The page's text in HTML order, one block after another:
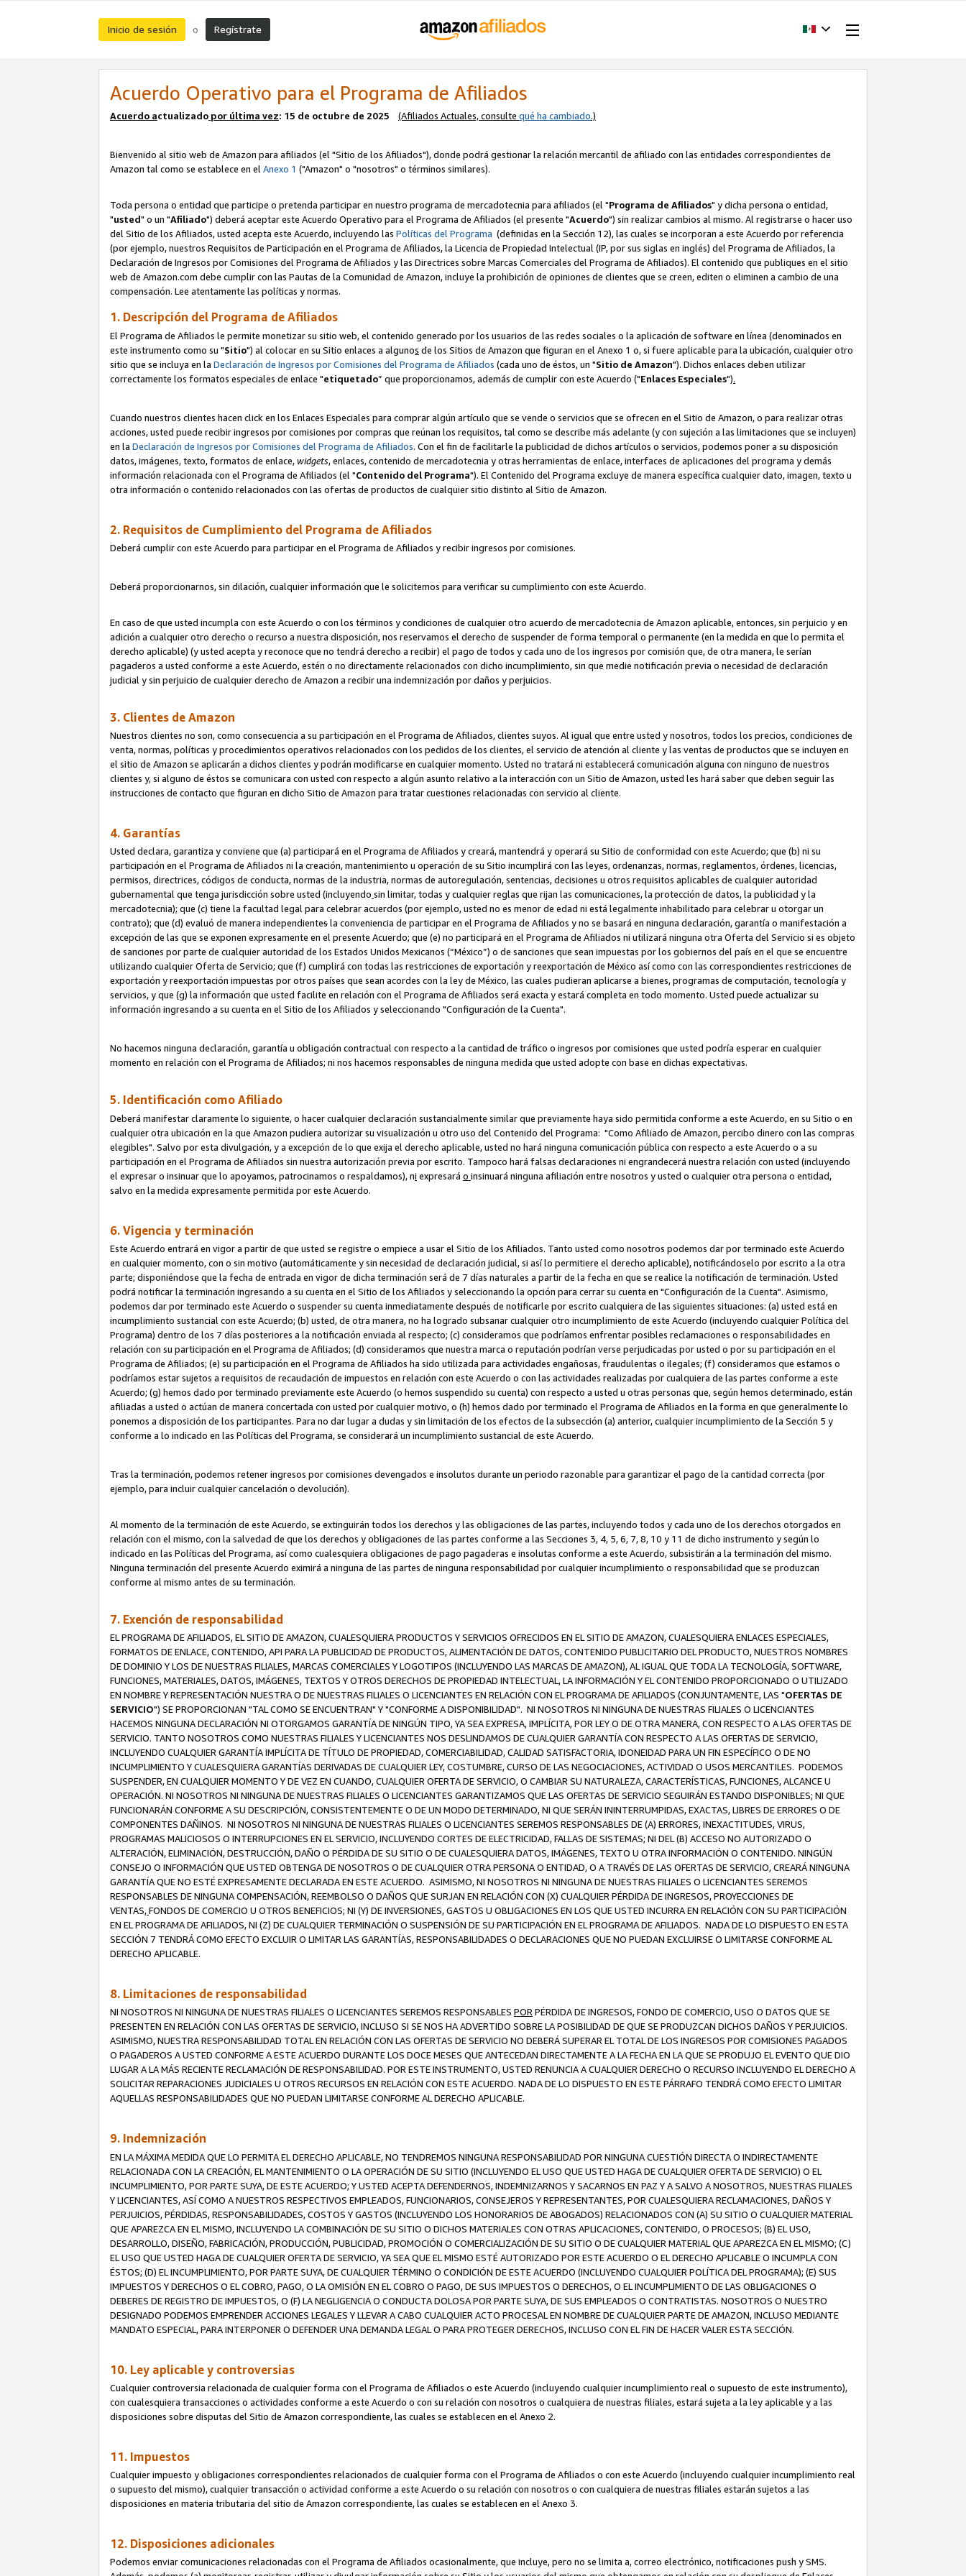
Inicio de sesión o Regístrate
Acuerdo Operativo para el Programa de Afiliados
Acuerdo actualizado por última vez: 15 de octubre de 2025 (Afiliados Actuales, consulte qué ha cambiado.)
Bienvenido al sitio web de Amazon para afiliados (el "Sitio de los Afiliados"), donde podrá gestionar la relación mercantil de afiliado con las entidades correspondientes de
Amazon tal como se establece en elAnexo 1 ("Amazon" o "nosotros" o términos similares).
Toda persona o entidad que participe o pretenda participar en nuestro programa de mercadotecnia para afiliados (el "Programa de Afiliados" y dicha persona o entidad,
"usted" o un "Afiliado") deberá aceptar este Acuerdo Operativo para el Programa de Afiliados (el presente "Acuerdo") sin realizar cambios al mismo. Al registrarse o hacer uso
del Sitio de los Afiliados, usted acepta este Acuerdo, incluyendo las Políticas del Programa (definidas en la Sección 12), las cuales se incorporan a este Acuerdo por referencia
(por ejemplo, nuestros Requisitos de Participación en el Programa de Afiliados, la Licencia de Propiedad Intelectual (IP, por sus siglas en inglés) del Programa de Afiliados, la
Declaración de Ingresos por Comisiones del Programa de Afiliados y las Directrices sobre Marcas Comerciales del Programa de Afiliados). El contenido que publiques en el sitio
web de Amazon.com debe cumplir con las Pautas de la Comunidad de Amazon, incluye la prohibición de opiniones de clientes que se creen, editen o eliminen a cambio de una
compensación. Lee atentamente las políticas y normas.
1. Descripción del Programa de Afiliados
El Programa de Afiliados le permite monetizar su sitio web, el contenido generado por los usuarios de las redes sociales o la aplicación de software en línea (denominados en
este instrumento como su "Sitio") al colocar en su Sitio enlaces a algunos de los Sitios de Amazon que figuran en el Anexo 1 o, si fuere aplicable para la ubicación, cualquier otro
sitio que se incluya en la Declaración de Ingresos por Comisiones del Programa de Afiliados (cada uno de éstos, un "Sitio de Amazon"). Dichos enlaces deben utilizar
correctamente los formatos especiales de enlace "etiquetado” que proporcionamos, además de cumplir con este Acuerdo ("Enlaces Especiales").
Cuando nuestros clientes hacen click en los Enlaces Especiales para comprar algún artículo que se vende o servicios que se ofrecen en el Sitio de Amazon, o para realizar otras
acciones, usted puede recibir ingresos por comisiones por compras que reúnan los requisitos, tal como se describe más adelante (y con sujeción a las limitaciones que se incluyen)
en la Declaración de Ingresos por Comisiones del Programa de Afiliados. Con el fin de facilitarle la publicidad de dichos artículos o servicios, podemos poner a su disposición
datos, imágenes, texto, formatos de enlace,widgets, enlaces, contenido de mercadotecnia y otras herramientas de enlace, interfaces de aplicaciones del programa y demás
información relacionada con el Programa de Afiliados (el "Contenido del Programa"). El Contenido del Programa excluye de manera específica cualquier dato, imagen, texto u
otra información o contenido relacionados con las ofertas de productos de cualquier sitio distinto al Sitio de Amazon.
2. Requisitos de Cumplimiento del Programa de Afiliados
Deberá cumplir con este Acuerdo para participar en el Programa de Afiliados y recibir ingresos por comisiones.
Deberá proporcionarnos, sin dilación, cualquier información que le solicitemos para verificar su cumplimiento con este Acuerdo.
En caso de que usted incumpla con este Acuerdo o con los términos y condiciones de cualquier otro acuerdo de mercadotecnia de Amazon aplicable, entonces, sin perjuicio y en
adición a cualquier otro derecho o recurso a nuestra disposición, nos reservamos el derecho de suspender de forma temporal o permanente (en la medida en que lo permita el
derecho aplicable) (y usted acepta y reconoce que no tendrá derecho a recibir) el pago de todos y cada uno de los ingresos por comisión que, de otra manera, le serían
pagaderos a usted conforme a este Acuerdo, estén o no directamente relacionados con dicho incumplimiento, sin que medie notificación previa o necesidad de declaración
judicial y sin perjuicio de cualquier derecho de Amazon a recibir una indemnización por daños y perjuicios.
3. Clientes de Amazon
Nuestros clientes no son, como consecuencia a su participación en el Programa de Afiliados, clientes suyos. Al igual que entre usted y nosotros, todos los precios, condiciones de
venta, normas, políticas y procedimientos operativos relacionados con los pedidos de los clientes, el servicio de atención al cliente y las ventas de productos que se incluyen en
el sitio de Amazon se aplicarán a dichos clientes y podrán modificarse en cualquier momento. Usted no tratará ni establecerá comunicación alguna con ninguno de nuestros
clientes y, si alguno de éstos se comunicara con usted con respecto a algún asunto relativo a la interacción con un Sitio de Amazon, usted les hará saber que deben seguir las
instrucciones de contacto que figuran en dicho Sitio de Amazon para tratar cuestiones relacionadas con servicio al cliente.
4. Garantías
Usted declara, garantiza y conviene que (a) participará en el Programa de Afiliados y creará, mantendrá y operará su Sitio de conformidad con este Acuerdo; que (b) ni su
participación en el Programa de Afiliados ni la creación, mantenimiento u operación de su Sitio incumplirá con las leyes, ordenanzas, normas, reglamentos, órdenes, licencias,
permisos, directrices, códigos de conducta, normas de la industria, normas de autoregulación, sentencias, decisiones u otros requisitos aplicables de cualquier autoridad
gubernamental que tenga jurisdicción sobre usted (incluyendo sin limitar, todas y cualquier reglas que rijan las comunicaciones, la protección de datos, la publicidad y la
mercadotecnia); que (c) tiene la facultad legal para celebrar acuerdos (por ejemplo, usted no es menor de edad ni está legalmente inhabilitado para celebrar u otorgar un
contrato); que (d) evaluó de manera independientesla conveniencia de participar en el Programa de Afiliados y no se basará en ninguna declaración, garantía o manifestación a
excepción de las que se exponen expresamente en el presente Acuerdo; que (e) no participará en el Programa de Afiliados ni utilizará ninguna otra Oferta del Servicio si es objeto
de sanciones por parte de cualquier autoridad de los Estados Unidos Mexicanos (“México”) o de sanciones que sean impuestas por los gobiernos del país en el que se encuentre
utilizando cualquier Oferta de Servicio; que (f) cumplirá con todas las restricciones de exportación y reexportación de México así como con las correspondientes restricciones de
exportación y reexportación impuestas por otros países que sean acordes con la ley de México, las cuales pudieran aplicarse a bienes, programas de computación, tecnología y
servicios, y que (g) la información que usted facilite en relación con el Programa de Afiliados será exacta y estará completa en todo momento. Usted puede actualizar su
información ingresando a su cuenta en el Sitio de los Afiliados y seleccionando "Configuración de la Cuenta".
No hacemos ninguna declaración, garantía u obligación contractual con respecto a la cantidad de tráfico o ingresos por comisiones que usted podría esperar en cualquier
momento en relación con el Programa de Afiliados; ni nos hacemos responsables de ninguna medida que usted adopte con base en dichas expectativas.
5. Identificación como Afiliado
Deberá manifestar claramente lo siguiente, o hacer cualquier declaración sustancialmente similar que previamente haya sido permitida conforme a este Acuerdo, en su Sitio o en
cualquier otra ubicación en la que Amazon pudiera autorizar su visualización u otro uso del Contenido del Programa: "Como Afiliado de Amazon, percibo dinero con las compras
elegibles". Salvo por esta divulgación, y a excepción de lo que exija el derecho aplicable, usted no hará ninguna comunicación pública con respecto a este Acuerdo o a su
participación en el Programa de Afiliados sin nuestra autorización previa por escrito. Tampoco hará falsas declaraciones ni engrandecerá nuestra relación con usted (incluyendo
el expresar o insinuar que lo apoyamos, patrocinamos o respaldamos), ni expresará o insinuará ninguna afiliación entre nosotros y usted o cualquier otra persona o entidad,
salvo en la medida expresamente permitida por este Acuerdo.
6. Vigencia y terminación
Este Acuerdo entrará en vigor a partir de que usted se registre o empiece a usar el Sitio de los Afiliados. Tanto usted como nosotros podemos dar por terminado este Acuerdo
en cualquier momento, con o sin motivo (automáticamente y sin necesidad de declaración judicial, si así lo permitiere el derecho aplicable), notificándoselo por escrito a la otra
parte; disponiéndose que la fecha de entrada en vigor de dicha terminación será de 7 días naturales a partir de la fecha en que se realice la notificación de terminación. Usted
podrá notificar la terminación ingresando a su cuenta en el Sitio de los Afiliados y seleccionando la opción para cerrar su cuenta en "Configuración de la Cuenta". Asimismo,
podemos dar por terminado este Acuerdo o suspender su cuenta inmediatamente después de notificarle por escrito cualquiera de las siguientes situaciones: (a) usted está en
incumplimiento sustancial con este Acuerdo; (b) usted, de otra manera, no ha logrado subsanar cualquier otro incumplimiento de este Acuerdo (incluyendo cualquier Política del
Programa) dentro de los 7 días posteriores a la notificación enviada al respecto; (c) consideramos que podríamos enfrentar posibles reclamaciones o responsabilidades en
relación con su participación en el Programa de Afiliados; (d) consideramos que nuestra marca o reputación podrían verse perjudicadas por usted o por su participación en el
Programa de Afiliados; (e) su participación en el Programa de Afiliados ha sido utilizada para actividades engañosas, fraudulentas o ilegales; (f) consideramos que estamos o
podríamos estar sujetos a requisitos de recaudación de impuestos en relación con este Acuerdo o con las actividades realizadas por cualquiera de las partes conforme a este
Acuerdo; (g) hemos dado por terminado previamente este Acuerdo (o hemos suspendido su cuenta) con respecto a usted u otras personas que, según hemos determinado, están
afiliadas a usted o actúan de manera concertada con usted por cualquier motivo, o (h) hemos dado por terminado el Programa de Afiliados en la forma en que generalmente lo
ponemos a disposición de los participantes. Para no dar lugar a dudas y sin limitación de los efectos de la subsección (a) anterior, cualquier incumplimiento de la Sección 5 y
conforme a lo indicado en las Políticas del Programa, se considerará un incumplimiento sustancial de este Acuerdo.
Tras la terminación, podemos retener ingresos por comisiones devengados e insolutos durante un periodo razonable para garantizar el pago de la cantidad correcta (por
ejemplo, para incluir cualquier cancelación o devolución).
Al momento de la terminación de este Acuerdo, se extinguirán todos los derechos y las obligaciones de las partes, incluyendo todos y cada uno de los derechos otorgados en
relación con el mismo, con la salvedad de que los derechos y obligaciones de las partes conforme a las Secciones 3, 4, 5, 6, 7, 8, 10 y 11 de dicho instrumento y según lo
indicado en las Políticas del Programa, así como cualesquiera obligaciones de pago pagaderas e insolutas conforme a este Acuerdo, subsistirán a la terminación del mismo.
Ninguna terminación del presente Acuerdo eximirá a ninguna de las partes de ninguna responsabilidad por cualquier incumplimiento o responsabilidad que se produzcan
conforme al mismo antes de su terminación.
7. Exención de responsabilidad
EL PROGRAMA DE AFILIADOS, EL SITIO DE AMAZON, CUALESQUIERA PRODUCTOS Y SERVICIOS OFRECIDOS EN EL SITIO DE AMAZON, CUALESQUIERA ENLACES ESPECIALES,
FORMATOS DE ENLACE, CONTENIDO, API PARA LA PUBLICIDAD DE PRODUCTOS, ALIMENTACIÓN DE DATOS, CONTENIDO PUBLICITARIO DEL PRODUCTO, NUESTROS NOMBRES
DE DOMINIO Y LOS DE NUESTRAS FILIALES, MARCAS COMERCIALES Y LOGOTIPOS (INCLUYENDO LAS MARCAS DE AMAZON), AL IGUAL QUE TODA LA TECNOLOGÍA, SOFTWARE,
FUNCIONES, MATERIALES, DATOS, IMÁGENES, TEXTOS Y OTROS DERECHOS DE PROPIEDAD INTELECTUAL, LA INFORMACIÓN Y EL CONTENIDO PROPORCIONADO O UTILIZADO
EN NOMBRE Y REPRESENTACIÓN NUESTRA O DE NUESTRAS FILIALES O LICENCIANTES EN RELACIÓN CON EL PROGRAMA DE AFILIADOS (CONJUNTAMENTE, LAS "OFERTAS DE
SERVICIO") SE PROPORCIONAN "TAL COMO SE ENCUENTRAN" Y "CONFORME A DISPONIBILIDAD". NI NOSOTROS NI NINGUNA DE NUESTRAS FILIALES O LICENCIANTES
HACEMOS NINGUNA DECLARACIÓN NI OTORGAMOS GARANTÍA DE NINGÚN TIPO, YA SEA EXPRESA, IMPLÍCITA, POR LEY O DE OTRA MANERA, CON RESPECTO A LAS OFERTAS DE
SERVICIO. TANTO NOSOTROS COMO NUESTRAS FILIALES Y LICENCIANTES NOS DESLINDAMOS DE CUALQUIER GARANTÍA CON RESPECTO A LAS OFERTAS DE SERVICIO,
INCLUYENDO CUALQUIER GARANTÍA IMPLÍCITA DE TÍTULO DE PROPIEDAD, COMERCIABILIDAD, CALIDAD SATISFACTORIA, IDONEIDAD PARA UN FIN ESPECÍFICO O DE NO
INCUMPLIMIENTO Y CUALESQUIERA GARANTÍAS DERIVADAS DE CUALQUIER LEY, COSTUMBRE, CURSO DE LAS NEGOCIACIONES, ACTIVIDAD O USOS MERCANTILES. PODEMOS
SUSPENDER, EN CUALQUIER MOMENTO Y DE VEZ EN CUANDO, CUALQUIER OFERTA DE SERVICIO, O CAMBIAR SU NATURALEZA, CARACTERÍSTICAS, FUNCIONES, ALCANCE U
OPERACIÓN. NI NOSOTROS NI NINGUNA DE NUESTRAS FILIALES O LICENCIANTES GARANTIZAMOS QUE LAS OFERTAS DE SERVICIO SEGUIRÁN ESTANDO DISPONIBLES; NI QUE
FUNCIONARÁN CONFORME A SU DESCRIPCIÓN, CONSISTENTEMENTE O DE UN MODO DETERMINADO, NI QUE SERÁN ININTERRUMPIDAS, EXACTAS, LIBRES DE ERRORES O DE
COMPONENTES DAÑINOS. NI NOSOTROS NI NINGUNA DE NUESTRAS FILIALES O LICENCIANTES SEREMOS RESPONSABLES DE (A) ERRORES, INEXACTITUDES, VIRUS,
PROGRAMAS MALICIOSOS O INTERRUPCIONES EN EL SERVICIO, INCLUYENDO CORTES DE ELECTRICIDAD, FALLAS DE SISTEMAS; NI DEL (B) ACCESO NO AUTORIZADO O
ALTERACIÓN, ELIMINACIÓN, DESTRUCCIÓN, DAÑO O PÉRDIDA DE SU SITIO O DE CUALESQUIERA DATOS, IMÁGENES, TEXTO U OTRA INFORMACIÓN O CONTENIDO. NINGÚN
CONSEJO O INFORMACIÓN QUE USTED OBTENGA DE NOSOTROS O DE CUALQUIER OTRA PERSONA O ENTIDAD, O A TRAVÉS DE LAS OFERTAS DE SERVICIO, CREARÁ NINGUNA
GARANTÍA QUE NO ESTÉ EXPRESAMENTE DECLARADA EN ESTE ACUERDO. ASIMISMO, NI NOSOTROS NI NINGUNA DE NUESTRAS FILIALES O LICENCIANTES SEREMOS
RESPONSABLES DE NINGUNA COMPENSACIÓN, REEMBOLSO O DAÑOS QUE SURJAN EN RELACIÓN CON (X) CUALQUIER PÉRDIDA DE INGRESOS, PROYECCIONES DE
VENTAS,FONDOS DE COMERCIO U OTROS BENEFICIOS; NI (Y) DE INVERSIONES, GASTOS U OBLIGACIONES EN LOS QUE USTED INCURRA EN RELACIÓN CON SU PARTICIPACIÓN
EN EL PROGRAMA DE AFILIADOS, NI (Z) DE CUALQUIER TERMINACIÓN O SUSPENSIÓN DE SU PARTICIPACIÓN EN EL PROGRAMA DE AFILIADOS. NADA DE LO DISPUESTO EN ESTA
SECCIÓN 7 TENDRÁ COMO EFECTO EXCLUIR O LIMITAR LAS GARANTÍAS, RESPONSABILIDADES O DECLARACIONES QUE NO PUEDAN EXCLUIRSE O LIMITARSE CONFORME AL
DERECHO APLICABLE.
8. Limitaciones de responsabilidad
NI NOSOTROS NI NINGUNA DE NUESTRAS FILIALES O LICENCIANTES SEREMOS RESPONSABLES PORPÉRDIDA DE INGRESOS, FONDO DE COMERCIO, USO O DATOS QUE SE
PRESENTEN EN RELACIÓN CON LAS OFERTAS DE SERVICIO, INCLUSO SI SE NOS HA ADVERTIDO SOBRE LA POSIBILIDAD DE QUE SE PRODUZCAN DICHOS DAÑOS Y PERJUICIOS.
ASIMISMO, NUESTRA RESPONSABILIDAD TOTAL EN RELACIÓN CON LAS OFERTAS DE SERVICIO NO DEBERÁ SUPERAR EL TOTAL DE LOS INGRESOS POR COMISIONES PAGADOS
O PAGADEROS A USTED CONFORME A ESTE ACUERDO DURANTE LOS DOCE MESES QUE ANTECEDAN DIRECTAMENTE A LA FECHA EN LA QUE SE PRODUJO EL EVENTO QUE DIO
LUGAR A LA MÁS RECIENTE RECLAMACIÓN DE RESPONSABILIDAD. POR ESTE INSTRUMENTO, USTED RENUNCIA A CUALQUIER DERECHO O RECURSO INCLUYENDO EL DERECHO A
SOLICITAR REPARACIONES JUDICIALES U OTROS RECURSOS EN RELACIÓN CON ESTE ACUERDO. NADA DE LO DISPUESTO EN ESTE PÁRRAFO TENDRÁ COMO EFECTO LIMITAR
AQUELLAS RESPONSABILIDADES QUE NO PUEDAN LIMITARSE CONFORME AL DERECHO APLICABLE.
9. Indemnización
EN LA MÁXIMA MEDIDA QUE LO PERMITA EL DERECHO APLICABLE, NO TENDREMOS NINGUNA RESPONSABILIDAD POR NINGUNA CUESTIÓN DIRECTA O INDIRECTAMENTE
RELACIONADA CON LA CREACIÓN, EL MANTENIMIENTO O LA OPERACIÓN DE SU SITIO (INCLUYENDO EL USO QUE USTED HAGA DE CUALQUIER OFERTA DE SERVICIO) O EL
INCUMPLIMIENTO, POR PARTE SUYA, DE ESTE ACUERDO; Y USTED ACEPTA DEFENDERNOS, INDEMNIZARNOS Y SACARNOS EN PAZ Y A SALVO A NOSOTROS, NUESTRAS FILIALES
Y LICENCIANTES, ASÍ COMO A NUESTROS RESPECTIVOS EMPLEADOS, FUNCIONARIOS, CONSEJEROS Y REPRESENTANTES, POR CUALESQUIERA RECLAMACIONES, DAÑOS Y
PERJUICIOS, PÉRDIDAS, RESPONSABILIDADES, COSTOS Y GASTOS (INCLUYENDO LOS HONORARIOS DE ABOGADOS) RELACIONADOS CON (A) SU SITIO O CUALQUIER MATERIAL
QUE APAREZCA EN EL MISMO, INCLUYENDO LA COMBINACIÓN DE SU SITIO O DICHOS MATERIALES CON OTRAS APLICACIONES, CONTENIDO, O PROCESOS; (B) EL USO,
DESARROLLO, DISEÑO, FABRICACIÓN, PRODUCCIÓN, PUBLICIDAD, PROMOCIÓN O COMERCIALIZACIÓN DE SU SITIO O DE CUALQUIER MATERIAL QUE APAREZCA EN EL MISMO; (C)
EL USO QUE USTED HAGA DE CUALQUIER OFERTA DE SERVICIO, YA SEA QUE EL MISMO ESTÉ AUTORIZADO POR ESTE ACUERDO O EL DERECHO APLICABLE O INCUMPLA CON
ÉSTOS; (D) EL INCUMPLIMIENTO, POR PARTE SUYA, DE CUALQUIER TÉRMINO O CONDICIÓN DE ESTE ACUERDO (INCLUYENDO CUALQUIER POLÍTICA DEL PROGRAMA); (E) SUS
IMPUESTOS Y DERECHOS O EL COBRO, PAGO, O LA OMISIÓN EN EL COBRO O PAGO, DE SUS IMPUESTOS O DERECHOS, O EL INCUMPLIMIENTO DE LAS OBLIGACIONES O
DEBERES DE REGISTRO DE IMPUESTOS, O (F) LA NEGLIGENCIA O CONDUCTA DOLOSA POR PARTE SUYA, DE SUS EMPLEADOS O CONTRATISTAS. NOSOTROS O NUESTRO
DESIGNADO PODEMOS EMPRENDER ACCIONES LEGALES Y LLEVAR A CABO CUALQUIER ACTO PROCESAL EN NOMBRE DE CUALQUIER PARTE DE AMAZON, INCLUSO MEDIANTE
MANDATO ESPECIAL, PARA INTERPONER O DEFENDER UNA DEMANDA LEGAL O PARA PROTEGER DERECHOS, INCLUSO CON EL FIN DE HACER VALER ESTA SECCIÓN.
10. Ley aplicable y controversias
Cualquier controversia relacionada de cualquier forma con el Programa de Afiliados o este Acuerdo (incluyendo cualquier incumplimiento real o supuesto de este instrumento),
con cualesquiera transacciones o actividades conforme a este Acuerdo o con su relación con nosotros o cualquiera de nuestras filiales, estará sujeta a la ley aplicable y a las
disposiciones sobre disputas del Sitio de Amazon correspondiente, las cuales se establecen en el Anexo 2.
11. Impuestos
Cualquier impuesto y obligaciones correspondientes relacionados de cualquier forma con el Programa de Afiliados o con este Acuerdo (incluyendo cualquier incumplimiento real
o supuesto del mismo), cualquier transacción o actividad conforme a este Acuerdo o su relación con nosotros o con cualquiera de nuestras filiales estarán sujetos a las
disposiciones en materia tributaria del sitio de Amazon correspondiente, las cuales se establecen en el Anexo 3.
12. Disposiciones adicionales
Podemos enviar comunicaciones relacionadas con el Programa de Afiliados ocasionalmente, que incluye, pero no se limita a, correo electrónico, notificaciones push y SMS.